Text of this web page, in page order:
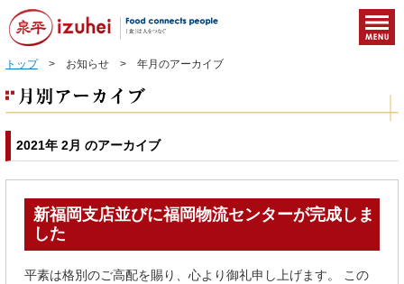
トップ> お知らせ > 年月のアーカイブ
2021年 2月 のアーカイブ
新福岡支店並びに福岡物流センターが完成しま
した
平素は格別のご高配を賜り、心より御礼申し上げます。 この